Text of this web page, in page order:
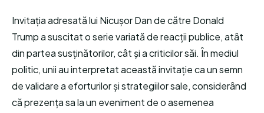
Invitația adresată lui Nicușor Dan de către Donald
Trump a suscitat o serie variată de reacții publice, atât
din partea susținătorilor, cât și a criticilor săi. În mediul
politic, unii au interpretat această invitație ca un semn
de validare a eforturilor și strategiilor sale, considerând
că prezența sa la un eveniment de o asemenea